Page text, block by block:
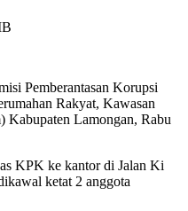
Pemberantasan Korupsi
Rakyat, Kawasan
Kabupaten Lamongan, Rabu
KPK ke kantor di Jalan Ki
ketat 2 anggota